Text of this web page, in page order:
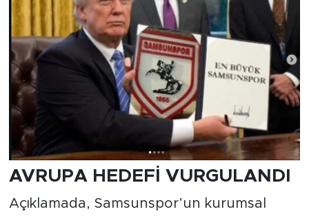
AVRUPA HEDEFİ VURGULANDI
Açıklamada, Samsunspor’un kurumsal